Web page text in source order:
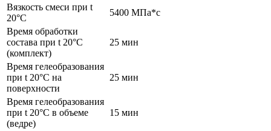
Вязкость смеси при t
20°С
5400 МПа*с
Время обработки
состава при t 20°C
(комплект)
25 мин
Время гелеобразования
при t 20°C на
поверхности
25 мин
Время гелеобразования
при t 20°C в объеме
(ведре)
15 мин